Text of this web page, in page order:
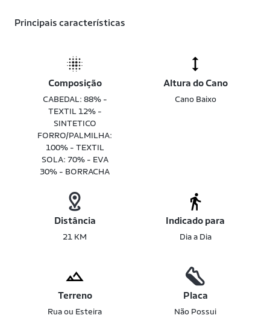
Principais características
Composição
CABEDAL: 88% -
TEXTIL 12% -
SINTETICO
FORRO/PALMILHA:
100% - TEXTIL
SOLA: 70% - EVA
30% - BORRACHA
Altura do Cano
Cano Baixo
Distância
21 KM
Indicado para
Dia a Dia
Terreno
Rua ou Esteira
Placa
Não Possui